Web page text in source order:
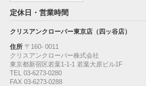
定休日・営業時間
クリスアンクローバー東京店（四ッ谷店）
住所 〒160‐ 0011
クリスアンクローバー株式会社
東京都新宿区若葉1‐1-1 若葉大原ビル1F
TEL 03-6273-0280
FAX 03-6273-0288